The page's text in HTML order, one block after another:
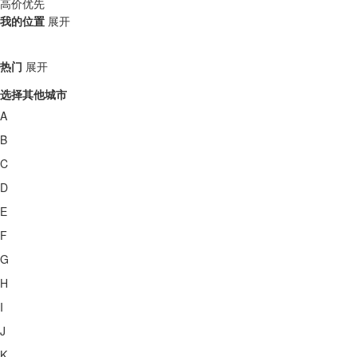
我的位置 展开
热门 展开
选择其他城市
A
B
C
D
E
F
G
H
I
J